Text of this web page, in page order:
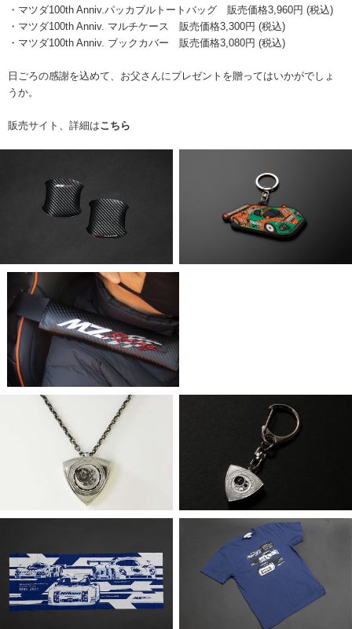
・マツダ100th Anniv.パッカブルトートバッグ 販売価格3,960円 (税込)
・マツダ100th Anniv. マルチケース 販売価格3,300円 (税込)
・マツダ100th Anniv. ブックカバー 販売価格3,080円 (税込)
日ごろの感謝を込めて、お父さんにプレゼントを贈ってはいかがでしょ
うか。
販売サイト、詳細はこちら